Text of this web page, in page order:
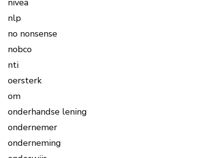
nlp
no nonsense
nobco
nti
oersterk
om
onderhandse lening
ondernemer
onderneming